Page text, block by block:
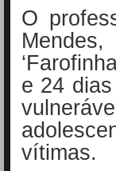
O
e 24
vítimas.